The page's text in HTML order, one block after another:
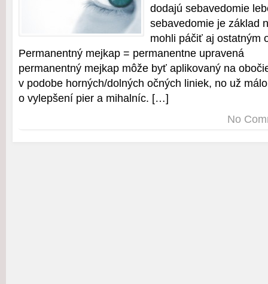
dodajú sebavedomie
sebavedomie je základ
mohli páčiť aj ostatným
Permanentný mejkap = permanentne upravená
permanentný mejkap môže byť aplikovaný na
v podobe horných/dolných očných liniek, no už
o vylepšení pier a mihalníc. […]
No